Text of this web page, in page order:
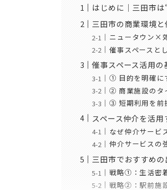
はじめに｜三田市
三田市の商業環境
ニュータウン×
催事スペースと
催事スペース活用
① 目的を明確に
② 商業施設のタ
③ 短期利用を前
スペース仲介を活用
なぜ仲介サービ
仲介サービスの
三田市でおすすめの
戦略①：生活密
戦略②：駅前施